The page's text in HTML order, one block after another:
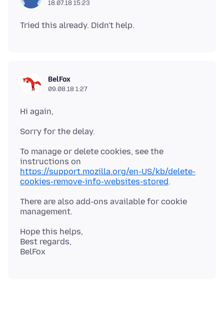
18.07.18 15:23
BelFox
09.08.18 1:27
To manage or delete cookies, see the
instructions on
https://support.mozilla.org/en-US/kb/delete-
cookies-remove-info-websites-stored
There are also add-ons available for cookie
Hope this helps,
Best regards,